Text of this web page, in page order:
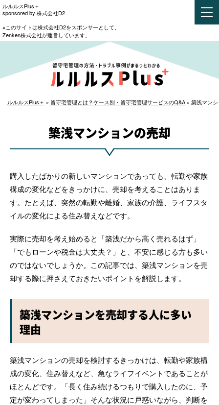
ルルルスPlus＋
sponsored by 株式会社D2
※このサイトは株式会社D2をスポンサーとして、
Zenken株式会社が運営しています。
ルルルスPlus＋ » 留守宅管理とは？ケース別・留守宅管理サービスのQ&A » 築浅マン
築浅マンションの売却
購入したばかりの新しいマンションであっても、転勤や家族
構成の変化などをきっかけに、売却を考えることはありま
す。たとえば、突然の転勤や離婚、家族の介護、ライフスタ
イルの変化による住み替えなどです。
実際に売却を考え始めると「築浅だから高く売れるはず」
「でもローンや税金は大丈夫？」と、不安に感じる方も多い
のではないでしょうか。この記事では、築浅マンションを売
却する際に押さえておきたいポイントを解説します。
築浅マンションを売却する人に多い
理由
築浅マンションの売却を検討するきっかけは、転勤や家族構
成の変化、住み替えなど、急なライフイベントであることが
ほとんどです。「長く住み続けるつもりで購入したのに、予
定が変わってしまった」そんな状況に戸惑いながら、判断を